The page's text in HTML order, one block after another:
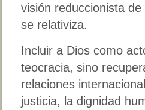
visión reduccionista
se relativiza.
Incluir a Dios como
teocracia, sino
relaciones
justicia, la dignidad